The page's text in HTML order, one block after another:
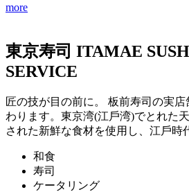
more
東京寿司 ITAMAE
SERVICE
匠の技が目の前に。 板前寿司の実
わります。東京湾(江戶湾)でとれた
された新鮮な食材を使用し、江戶
和食
寿司
ケータリング